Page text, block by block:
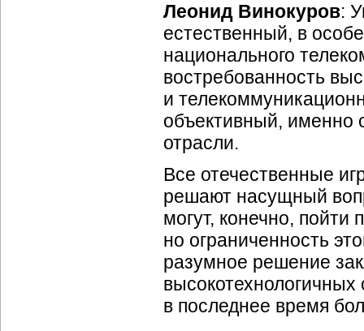
Леонид Винокуров:
естественный, в
национального
востребованность
и
объективный, именно
отрасли.
Все отечественные
решают насущный
могут, конечно, пойти
но ограниченность
разумное решение
в последнее время